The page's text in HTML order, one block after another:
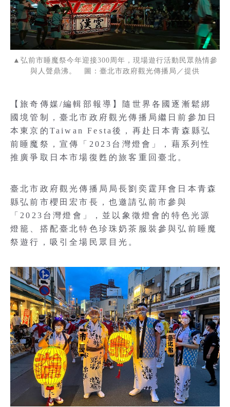
▲弘前市睡魔祭今年迎接300周年，現場遊行活動民眾熱情參
與人聲鼎沸。 圖：臺北市政府觀光傳播局／提供
【旅奇傳媒/編輯部報導】隨世界各國逐漸鬆綁
國境管制，臺北市政府觀光傳播局繼日前參加日
本東京的Taiwan Festa後，再赴日本青森縣弘
前睡魔祭，宣傳「2023台灣燈會」，藉系列性
推廣爭取日本市場復甦的旅客重回臺北。
臺北市政府觀光傳播局局長劉奕霆拜會日本青森
縣弘前市櫻田宏市長，也邀請弘前市參與
「2023台灣燈會」，並以象徵燈會的特色光源
燈籠、搭配臺北特色珍珠奶茶服裝參與弘前睡魔
祭遊行，吸引全場民眾目光。